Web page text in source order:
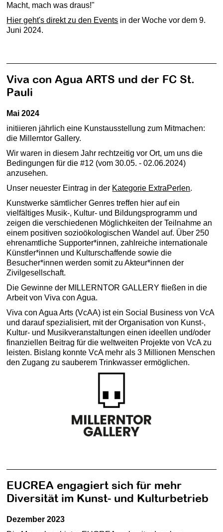
Macht, mach was draus!"
Hier geht's direkt zu den Events in der Woche vor dem 9.
Juni 2024.
Viva con Agua ARTS und der FC St.
Pauli
Mai 2024
initiieren jährlich eine Kunstausstellung zum Mitmachen:
die Millerntor Gallery.
Wir waren in diesem Jahr rechtzeitig vor Ort, um uns die
Bedingungen für die #12 (vom 30.05. - 02.06.2024)
anzusehen.
Unser neuester Eintrag in der Kategorie ExtraPerlen.
Kunstwerke sämtlicher Genres treffen hier auf ein
vielfältiges Musik-, Kultur- und Bildungsprogramm und
zeigen die verschiedenen Möglichkeiten der Teilnahme an
einem positiven sozioökologischen Wandel auf. Über 250
ehrenamtliche Supporter*innen, zahlreiche internationale
Künstler*innen und Kulturschaffende sowie die
Besucher*innen werden somit zu Akteur*innen der
Zivilgesellschaft.
Die Gewinne der MILLERNTOR GALLERY fließen in die
Arbeit von Viva con Agua.
Viva con Agua Arts (VcAA) ist ein Social Business von VcA
und darauf spezialisiert, mit der Organisation von Kunst-,
Kultur- und Musikveranstaltungen einen ideellen und/oder
finanziellen Beitrag für die weltweiten Projekte von VcA zu
leisten. Bislang konnte VcA mehr als 3 Millionen Menschen
den Zugang zu sauberem Trinkwasser ermöglichen.
EUCREA engagiert sich für mehr
Diversität im Kunst- und Kulturbetrieb
Dezember 2023